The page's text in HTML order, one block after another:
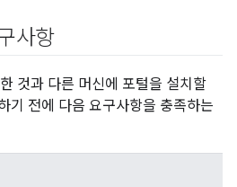
사항
것과 다른 머신에 포털을 설치할
기 전에 다음 요구사항을 충족하는